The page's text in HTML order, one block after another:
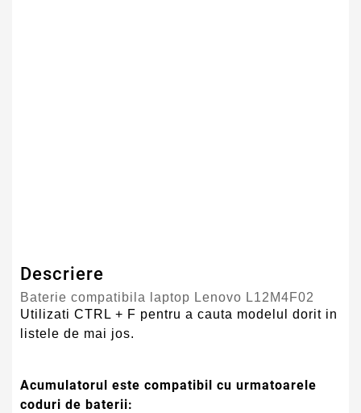
Descriere
Baterie compatibila laptop Lenovo L12M4F02
Utilizati CTRL + F pentru a cauta modelul dorit in
listele de mai jos.
Acumulatorul este compatibil cu urmatoarele
coduri de baterii: